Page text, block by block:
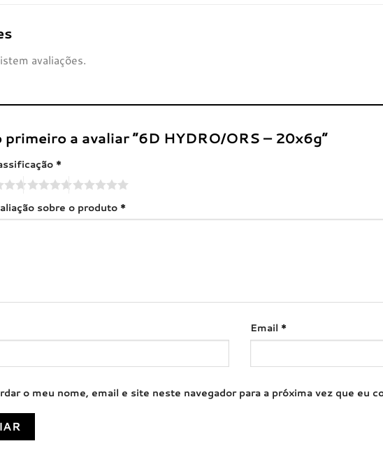
avaliações.
primeiro a avaliar “6D HYDRO/ORS – 20x6g”
*
sobre o produto *
Email *
o meu nome, email e site neste navegador para a próxima vez que eu